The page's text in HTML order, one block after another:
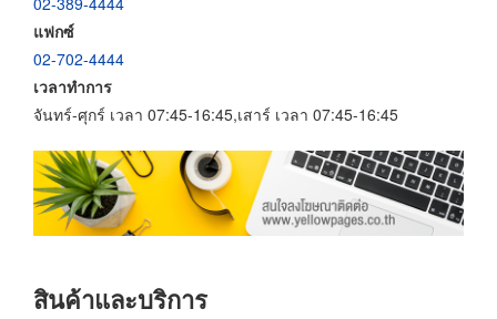
แฟกซ์
02-702-4444
เวลาทำการ
จันทร์-ศุกร์ เวลา 07:45-16:45,เสาร์ เวลา 07:45-16:45
สินค้าและบริการ